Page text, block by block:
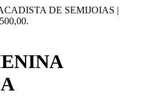
DE SEMIJOIAS |